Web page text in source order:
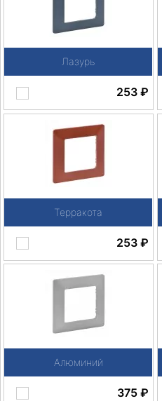
Лазурь
253₽
Терракота
253₽
Алюминий
375₽